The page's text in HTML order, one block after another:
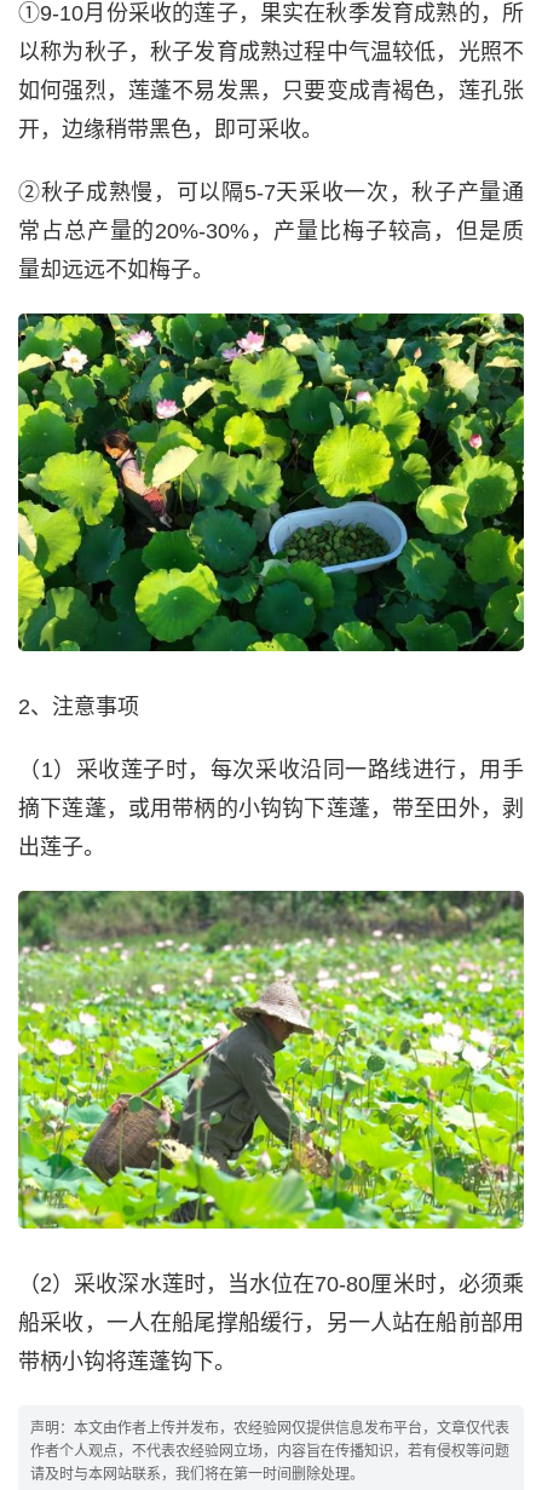
①9-10月份采收的莲子，果实在秋季发育成熟的，所
以称为秋子，秋子发育成熟过程中气温较低，光照不
如何强烈，莲蓬不易发黑，只要变成青褐色，莲孔张
开，边缘稍带黑色，即可采收。
②秋子成熟慢，可以隔5-7天采收一次，秋子产量通
常占总产量的20%-30%，产量比梅子较高，但是质
量却远远不如梅子。
2、注意事项
（1）采收莲子时，每次采收沿同一路线进行，用手
摘下莲蓬，或用带柄的小钩钩下莲蓬，带至田外，剥
出莲子。
（2）采收深水莲时，当水位在70-80厘米时，必须乘
船采收，一人在船尾撑船缓行，另一人站在船前部用
带柄小钩将莲蓬钩下。
声明：本文由作者上传并发布，农经验网仅提供信息发布平台，文章仅代表
作者个人观点，不代表农经验网立场，内容旨在传播知识，若有侵权等问题
请及时与本网站联系，我们将在第一时间删除处理。